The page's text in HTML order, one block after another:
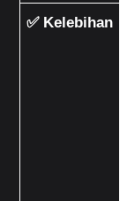
✅ Kelebihan